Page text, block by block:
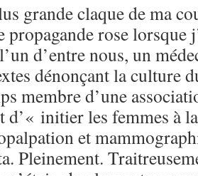
grande claque de ma
propagande rose lorsque
d’entre nous, un
dénonçant la culture
membre d’une
d’« initier les femmes à
et
Pleinement.